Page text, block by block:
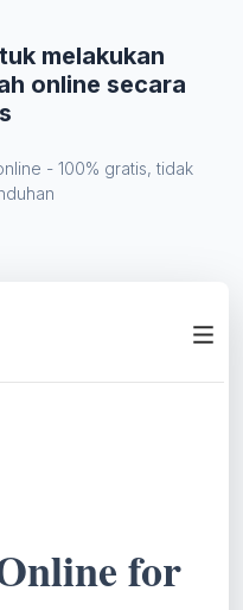
melakukan
online secara
- 100% gratis, tidak